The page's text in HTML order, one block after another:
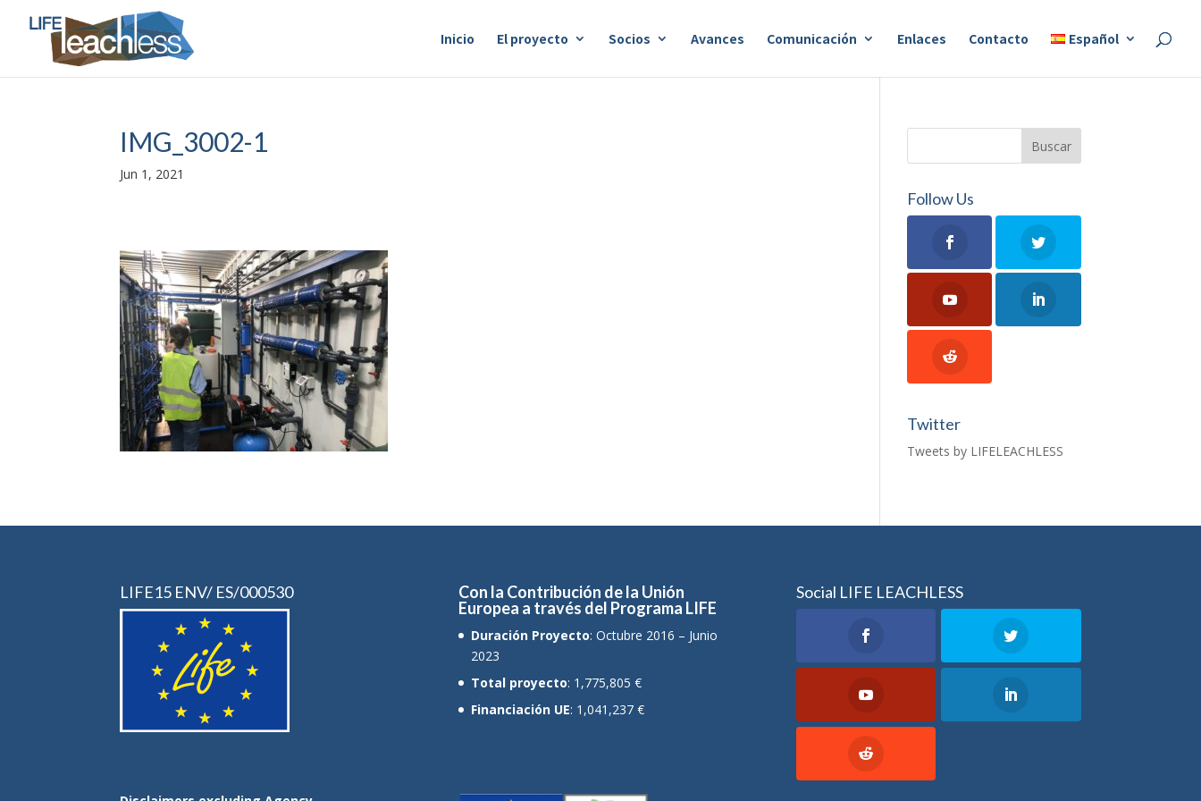
Inicio El proyecto Socios Avances Comunicación Enlaces Contacto Español
IMG_3002-1
Jun 1, 2021
Follow Us
Twitter
Tweets by LIFELEACHLESS
LIFE15 ENV/ ES/000530
Con la Contribución de la Unión
Europea a través del Programa LIFE
Duración Proyecto: Octubre 2016 – Junio
2023
Total proyecto: 1,775,805 €
Financiación UE: 1,041,237 €
Social LIFE LEACHLESS